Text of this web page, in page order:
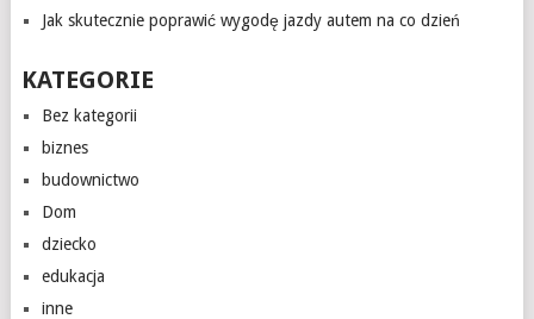
Jak skutecznie poprawić wygodę jazdy autem na co dzień
KATEGORIE
Bez kategorii
biznes
budownictwo
Dom
dziecko
edukacja
inne